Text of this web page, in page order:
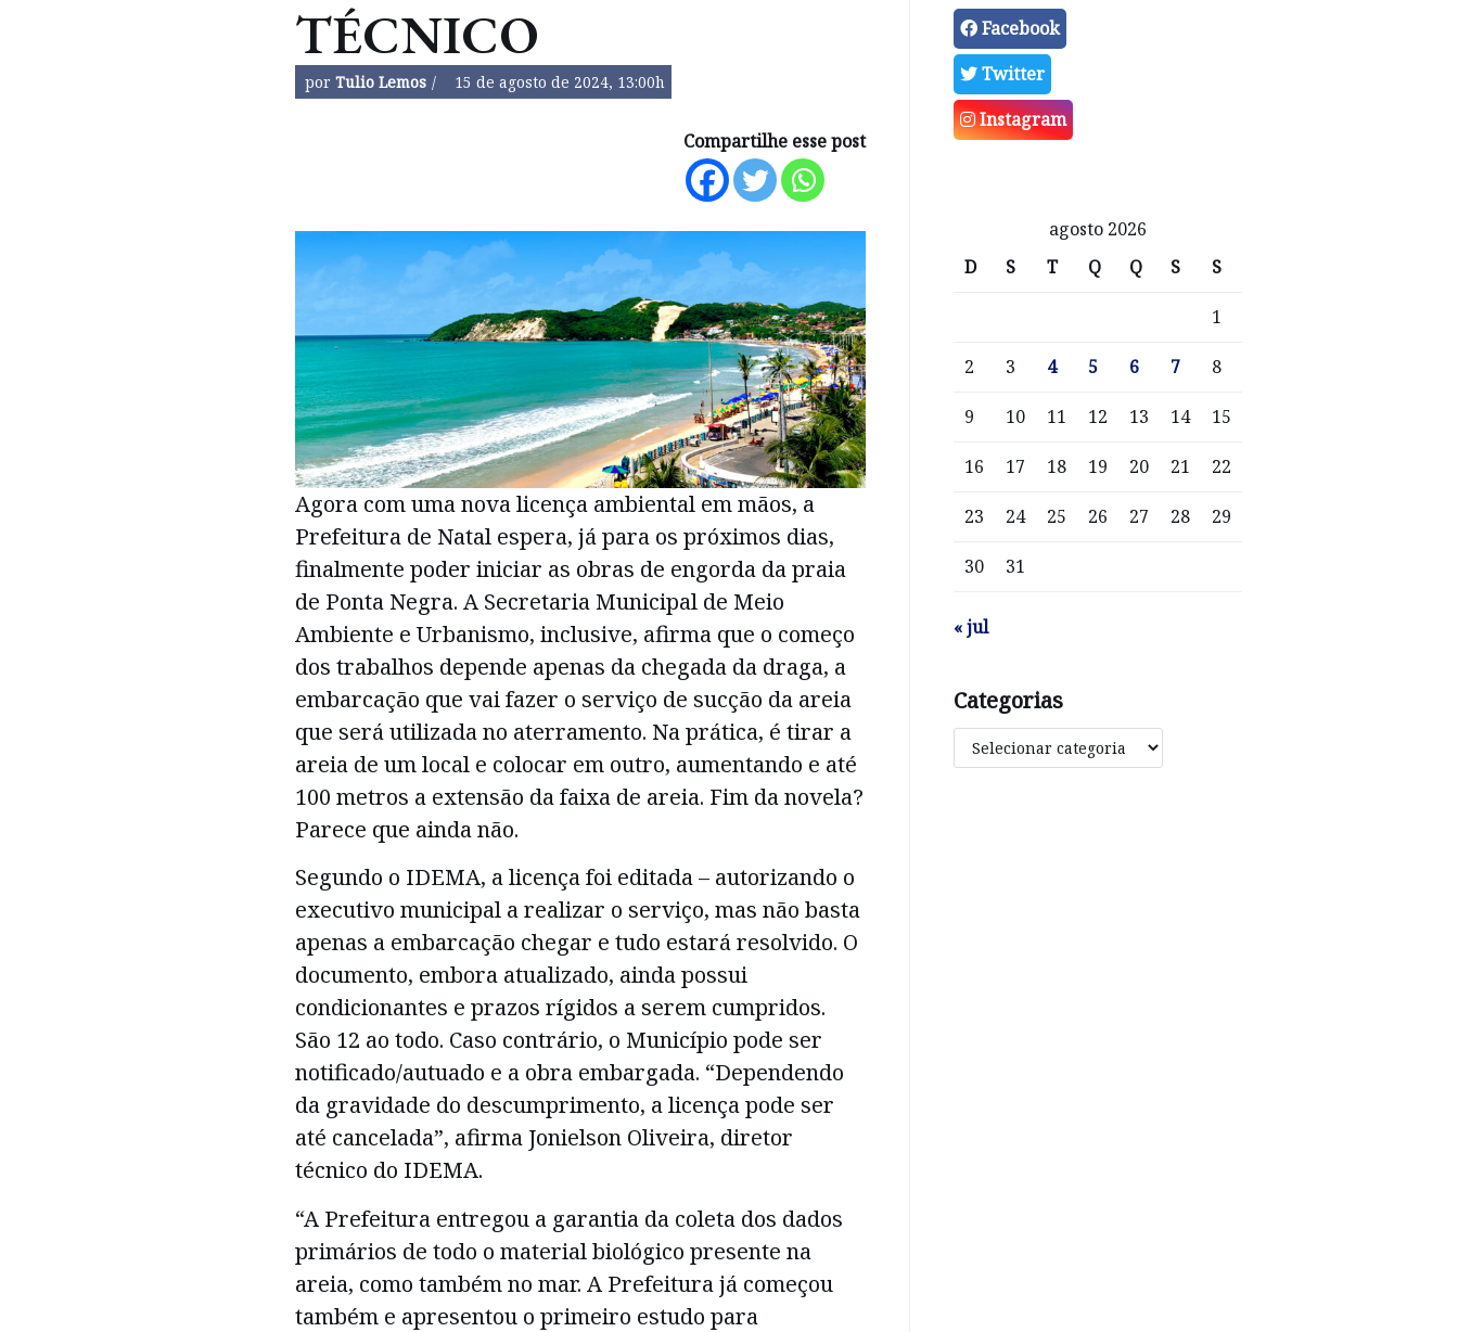
TÉCNICO
por Tulio Lemos 15 de agosto de 2024, 13:00h
Compartilhe esse post
Agora com uma nova licença ambiental em mãos, a
Prefeitura de Natal espera, já para os próximos dias,
finalmente poder iniciar as obras de engorda da praia
de Ponta Negra. A Secretaria Municipal de Meio
Ambiente e Urbanismo, inclusive, afirma que o começo
dos trabalhos depende apenas da chegada da draga, a
embarcação que vai fazer o serviço de sucção da areia
que será utilizada no aterramento. Na prática, é tirar a
areia de um local e colocar em outro, aumentando e até
100 metros a extensão da faixa de areia. Fim da novela?
Parece que ainda não.
Segundo o IDEMA, a licença foi editada – autorizando o
executivo municipal a realizar o serviço, mas não basta
apenas a embarcação chegar e tudo estará resolvido. O
documento, embora atualizado, ainda possui
condicionantes e prazos rígidos a serem cumpridos.
São 12 ao todo. Caso contrário, o Município pode ser
notificado/autuado e a obra embargada. “Dependendo
da gravidade do descumprimento, a licença pode ser
até cancelada”, afirma Jonielson Oliveira, diretor
técnico do IDEMA.
“A Prefeitura entregou a garantia da coleta dos dados
primários de todo o material biológico presente na
areia, como também no mar. A Prefeitura já começou
também e apresentou o primeiro estudo para
Facebook
Twitter
Instagram
agosto 2026
D
S T Q Q S S
1
2 3 4 5 6 7 8
9 10 11 12 13 14 15
16 17 18 19 20 21 22
23 24 25 26 27 28 29
30 31
« jul
Categorias